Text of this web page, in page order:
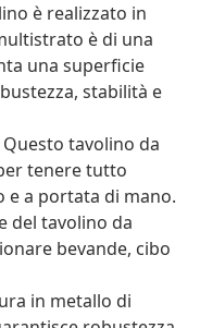
è realizzato in
è di una
una superficie
stabilità e
tavolino da
tenere tutto
e a portata di mano.
del tavolino da
bevande, cibo
in metallo di